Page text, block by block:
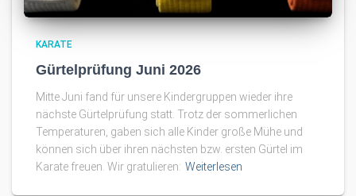
KARATE
Gürtelprüfung Juni 2026
Mitte Juni fand für unsere Kindergruppen wieder ihre
nächste Gürtelprüfung statt. Trotz der sommerlichen
Temperaturen, gaben sich alle Kinder große Mühe und
können sich über ihren nächsten bzw. ersten Gürtel im
Karate freuen. Wir gratulieren: Weiterlesen